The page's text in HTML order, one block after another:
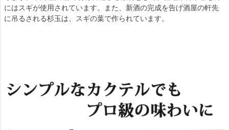
にはスギが使用されています。また、新酒の完成を告げ酒屋の軒先
に吊るされる杉玉は、スギの葉で作られています。